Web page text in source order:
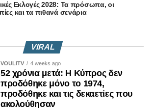
Εκλογές 2028: Τα πρόσωπα, οι
και τα πιθανά σενάρια
VIRAL
VOULITV 4 weeks ago
52 χρόνια μετά: Η Κύπρος δεν
προδόθηκε μόνο το 1974,
προδόθηκε και τις δεκαετίες που
ακολούθησαν